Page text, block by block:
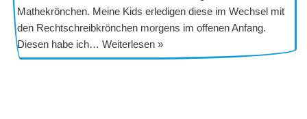
Mathekrönchen. Meine Kids erledigen diese im Wechsel mit
den Rechtschreibkrönchen morgens im offenen Anfang.
Diesen habe ich… Weiterlesen »